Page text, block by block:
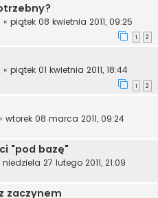
« piątek 08 kwietnia 2011, 09:25
1 2
« piątek 01 kwietnia 2011, 18:44
1 2
wtorek 08 marca 2011, 09:24
"pod bazę"
niedziela 27 lutego 2011, 21:09
zaczynem